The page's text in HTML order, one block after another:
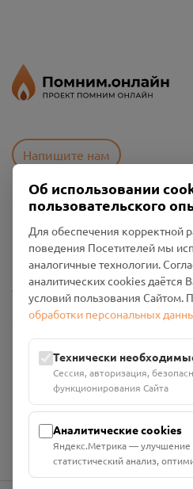
Напишите нам
Политика конфиденциальности
Промо-материалы
Настройки cookies
Общество с ограниченной
Проект Помним»
ИНН: 6700029207 ОГРН:
Юридический адрес: 216790,
Руднянский, г. Рудня, улица
Номер счёта:
Об использовании
пользовательского
Для обеспечения корректной
поведения Посетителей мы
аналогичные технологии.
аналитических cookies даётся
условий пользования Сайтом.
обработки персональных
Технически
Сессия, авторизация,
функционирования Сайта
Аналитические cookies
Яндекс.Метрика — улучшение
статистический анализ,